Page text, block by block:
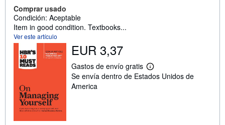
Comprar usado
Condición: Aceptable
Item in good condition. Textbooks...
Ver este artículo
EUR 3,37
Gastos de envío gratis
M
á
Se envía dentro de Estados Unidos de
America